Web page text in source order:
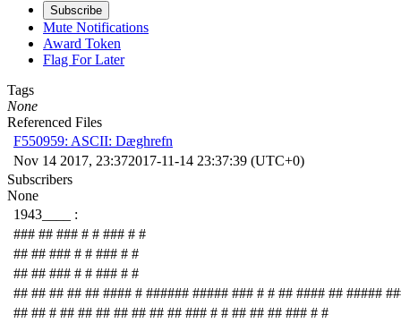
Subscribe
Mute Notifications
Award Token
Flag For Later
Tags
None
Referenced Files
F550959: ASCII: Dæghrefn
Nov 14 2017, 23:372017-11-14 23:37:39 (UTC+0)
Subscribers
None
1943____ :
### ## ### # # ### # #
## ## ### # # ### # #
## ## ### # # ### # #
## ## ## ## ## #### # ###### ##### ### # # ## #### ## #####
## ## # ## ## ## ## ## ## ## ### # # ## ## ## ### # #